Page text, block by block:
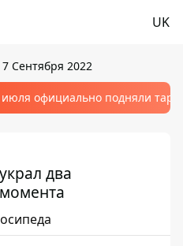
UK
Сентября 2022
официально подняли
два